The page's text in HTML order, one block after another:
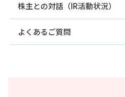
株主との対話（IR活動状況）
よくあるご質問